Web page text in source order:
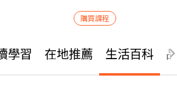
購買課程
學習 在地推薦 生活百科